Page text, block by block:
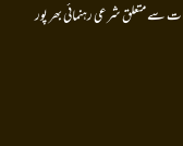
سے متعلق شرعی رہنمائی بھر پور